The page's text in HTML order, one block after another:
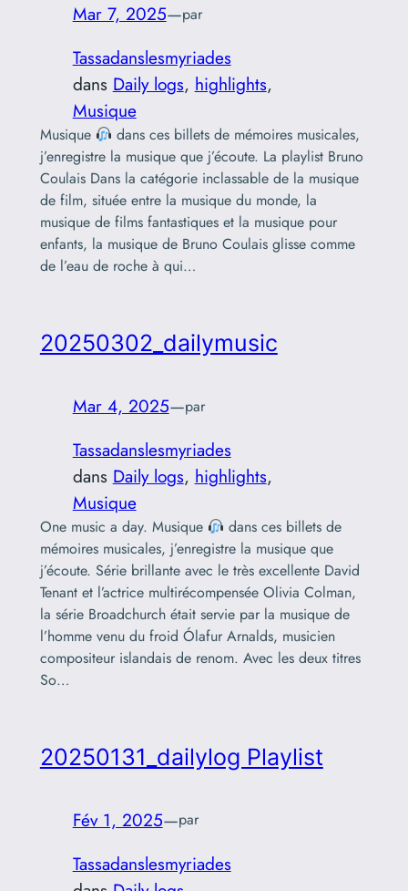
Mar 7, 2025—par
Tassadanslesmyriades
dans Daily logs, highlights
Musique
Musique
dans ces billets de mémoires musicales,
j’enregistre la musique que j’écoute. La playlist Bruno
Coulais Dans la catégorie inclassable de la musique
de film, située entre la musique du monde, la
musique de films fantastiques et la musique pour
enfants, la musique de Bruno Coulais glisse comme
de l’eau de roche à qui…
20250302_dailymusic
Mar 4, 2025—par
Tassadanslesmyriades
dans Daily logs, highlights
Musique
One music a day. Musique
dans ces billets de
mémoires musicales, j’enregistre la musique que
j’écoute. Série brillante avec le très excellente David
Tenant et l’actrice multirécompensée Olivia Colman,
la série Broadchurch était servie par la musique de
l’homme venu du froid Ólafur Arnalds, musicien
compositeur islandais de renom. Avec les deux titres
So…
20250131_dailylog Playlist
Fév 1, 2025—par
Tassadanslesmyriades